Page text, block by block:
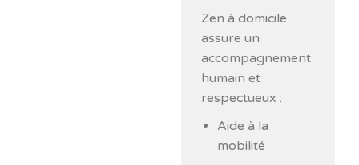
Zen à domicile
assure un
accompagnement
humain et
respectueux :
Aide à la
mobilité